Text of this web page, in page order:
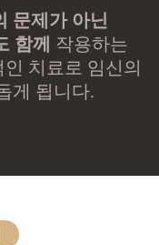
문제가 아닌
함께 작용하는
치료로 임신의
게 됩니다.